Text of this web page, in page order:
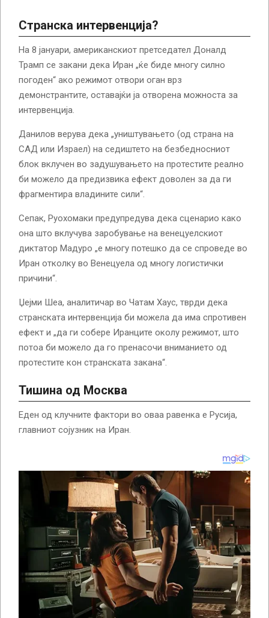
Странска интервенција?
На 8 јануари, американскиот претседател Доналд
Трамп се закани дека Иран „ќе биде многу силно
погоден“ ако режимот отвори оган врз
демонстрантите, оставајќи ја отворена можноста за
интервенција.
Данилов верува дека „уништувањето (од страна на
САД или Израел) на седиштето на безбедносниот
блок вклучен во задушувањето на протестите реално
би можело да предизвика ефект доволен за да ги
фрагментира владините сили“.
Сепак, Руохомаки предупредува дека сценарио како
она што вклучува заробување на венецуелскиот
диктатор Мадуро „е многу потешко да се спроведе во
Иран отколку во Венецуела од многу логистички
причини“.
Џејми Шеа, аналитичар во Чатам Хаус, тврди дека
странската интервенција би можела да има спротивен
ефект и „да ги собере Иранците околу режимот, што
потоа би можело да го пренасочи вниманието од
протестите кон странската закана“.
Тишина од Москва
Еден од клучните фактори во оваа равенка е Русија,
главниот сојузник на Иран.